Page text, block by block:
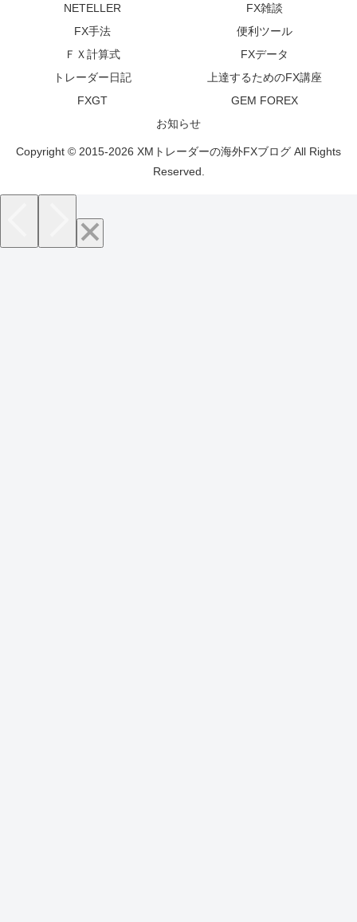
NETELLER
FX雑談
FX手法
便利ツール
ＦＸ計算式
FXデータ
トレーダー日記
上達するためのFX講座
FXGT
GEM FOREX
お知らせ
Copyright © 2015-2026 XMトレーダーの海外FXブログ All Rights
Reserved.